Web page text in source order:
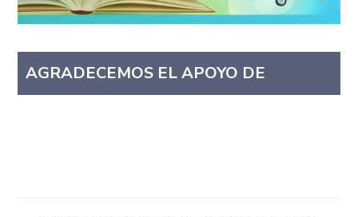
AGRADECEMOS EL APOYO DE